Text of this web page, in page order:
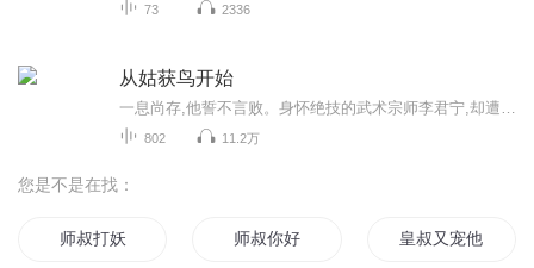
73 2336
从姑获鸟开始
802 11.2万
您是不是在找：
师叔打妖 师叔你好 皇叔又宠他的黑